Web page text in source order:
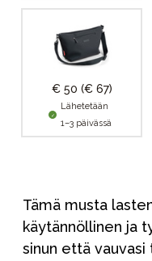
€ 50 (€ 67)
Lähetetään
1–3 päivässä
Tämä musta
käytännöllinen ja
sinun että